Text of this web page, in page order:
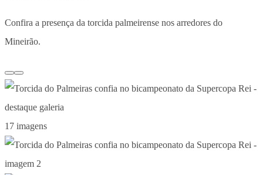
Confira a presença da torcida palmeirense nos arredores do
Mineirão.
17 imagens